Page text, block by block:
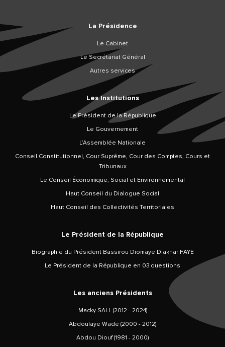
La Présidence
Le Cabinet
Le Secrétariat Général
Autres services
Les Institutions
Le Président de la République
Le Gouvernement
L’Assemblée Nationale
Conseil Constitutionnel, Cour Suprême, Cour des Comptes, Cours et
Tribunaux
Le Conseil Économique, Social et Environnemental
Haut Conseil du Dialogue Social
Haut Conseil des Collectivités Territoriales
Le Président de la République
Biographie du Président Bassirou Diomaye Diakhar FAYE
Le Président de la République en 03 questions
Les anciens Présidents
Macky SALL (2012 - 2024)
Abdoulaye Wade (2000 - 2012)
Abdou Diouf (1981 - 2000)